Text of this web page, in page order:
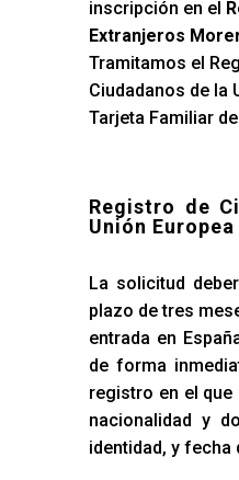
inscripción en el
Extranjeros
Tramitamos el
Ciudadanos de la
Tarjeta Familiar
Registro de
Unión Europea
La solicitud
plazo de tres
entrada en
de forma
registro en el
nacionalidad y
identidad, y fecha